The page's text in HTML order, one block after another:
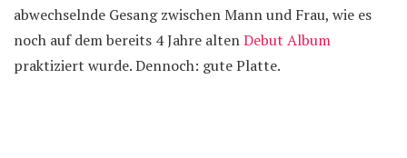
abwechselnde Gesang zwischen Mann und Frau, wie es
noch auf dem bereits 4 Jahre altenDebut Album
praktiziert wurde. Dennoch: gute Platte.